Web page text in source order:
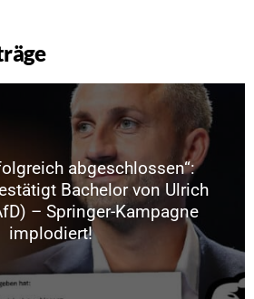
abgeschlossen“:
Bachelor von Ulrich
– Springer-Kampagne
implodiert!